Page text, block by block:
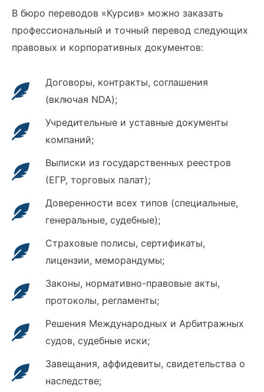
В бюро переводов «Курсив» можно заказать
профессиональный и точный перевод следующих
правовых и корпоративных документов:
Договоры, контракты, соглашения
(включая NDA);
Учредительные и уставные документы
компаний;
Выписки из государственных реестров
(ЕГР, торговых палат);
Доверенности всех типов (специальные,
генеральные, судебные);
Страховые полисы, сертификаты,
лицензии, меморандумы;
Законы, нормативно-правовые акты,
протоколы, регламенты;
Решения Международных и Арбитражных
судов, судебные иски;
Завещания, аффидевиты, свидетельства о
наследстве;